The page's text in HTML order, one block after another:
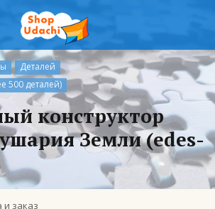
Деталей
500 деталей)
конструктор
Земли (edes-
и заказ